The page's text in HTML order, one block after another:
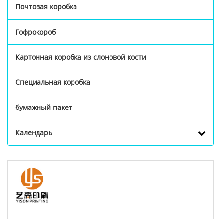
Почтовая коробка
Гофрокороб
Картонная коробка из слоновой кости
Специальная коробка
бумажный пакет
Календарь